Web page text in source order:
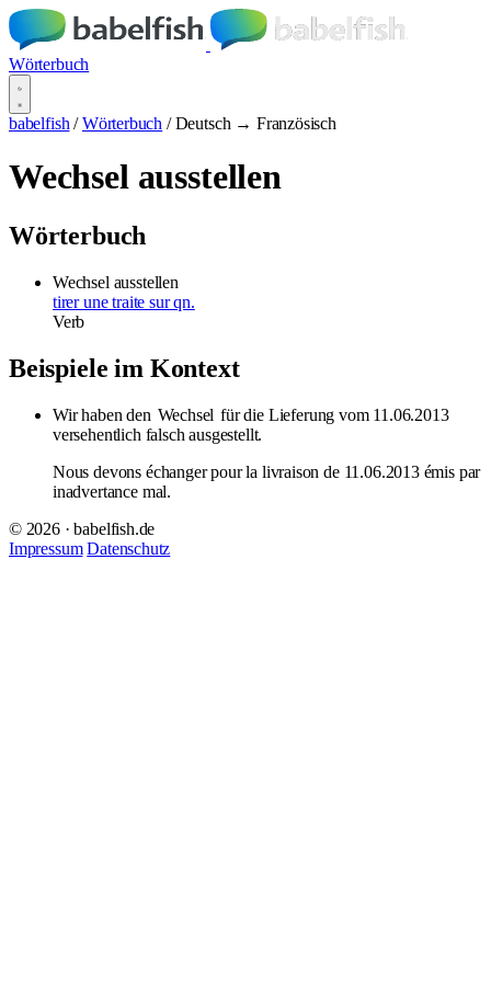
Wörterbuch
babelfish / Wörterbuch / Deutsch → Französisch
Wechsel ausstellen
Wörterbuch
Wechsel ausstellen
tirer une traite sur qn.
Verb
Beispiele im Kontext
Wir haben den Wechsel für die Lieferung vom 11.06.2013
versehentlich falsch ausgestellt.
Nous devons échanger pour la livraison de 11.06.2013 émis par
inadvertance mal.
© 2026 · babelfish.de
Impressum Datenschutz